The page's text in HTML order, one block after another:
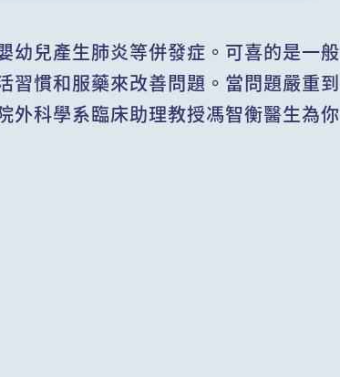
幼兒產生肺炎等併發症。可喜的是一般
習慣和服藥來改善問題。當問題嚴重到
外科學系臨床助理教授馮智衡醫生為你